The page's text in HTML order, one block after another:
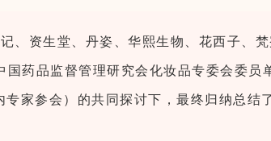
、资生堂、丹姿、华熙生物、花西子、
药品监督管理研究会化妆品专委会委员
家参会）的共同探讨下，最终归纳总结